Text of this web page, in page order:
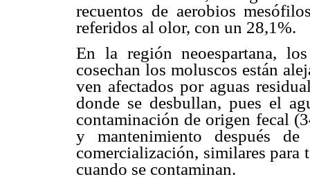
recuentos de aerobios
referidos al olor, con un 28,1%.
En la región neoespartana,
cosechan los moluscos están
ven afectados por aguas
donde se desbullan, pues el
contaminación de origen fecal
y mantenimiento después
comercialización, similares para
cuando se contaminan.